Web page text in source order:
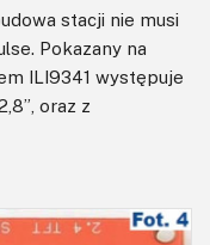
stacji nie musi
Pokazany na
ILI9341 występuje
oraz z